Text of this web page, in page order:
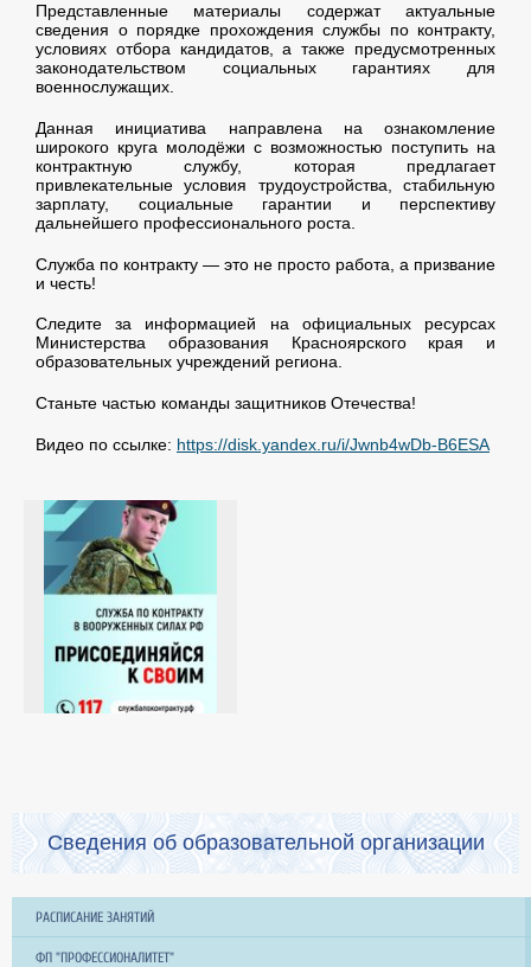
Представленные материалы содержат актуальные
сведения о порядке прохождения службы по контракту,
условиях отбора кандидатов, а также предусмотренных
законодательством социальных гарантиях для
военнослужащих.
Данная инициатива направлена на ознакомление
широкого круга молодёжи с возможностью поступить на
контрактную службу, которая предлагает
привлекательные условия трудоустройства, стабильную
зарплату, социальные гарантии и перспективу
дальнейшего профессионального роста.
Служба по контракту — это не просто работа, а призвание
и честь!
Следите за информацией на официальных ресурсах
Министерства образования Красноярского края и
образовательных учреждений региона.
Станьте частью команды защитников Отечества!
Видео по ссылке: https://disk.yandex.ru/i/Jwnb4wDb-B6ESA
Сведения об образовательной организации
РАСПИСАНИЕ ЗАНЯТИЙ
ФП "ПРОФЕССИОНАЛИТЕТ"